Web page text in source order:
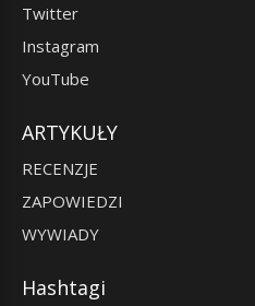
Twitter
Instagram
YouTube
ARTYKUŁY
RECENZJE
ZAPOWIEDZI
WYWIADY
Hashtagi